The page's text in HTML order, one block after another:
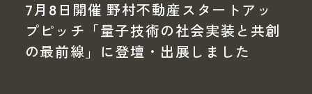
7月8日開催 野村不動産スタートアッ
プピッチ「量子技術の社会実装と共創
の最前線」に登壇・出展しました